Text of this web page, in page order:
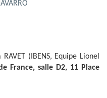
(IBENS, Equipe Lionel
France, salle D2, 11 Place